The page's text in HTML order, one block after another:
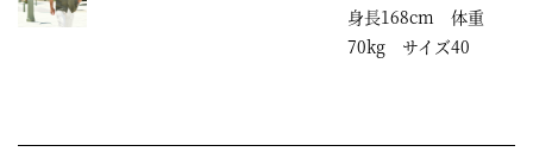
身長168cm 体重
70kg サイズ40